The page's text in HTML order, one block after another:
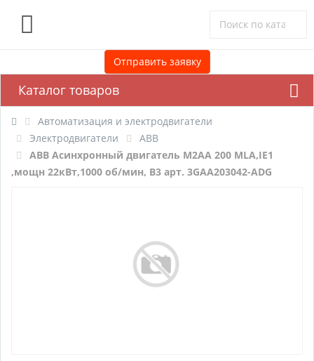
Отправить заявку
Каталог товаров
Автоматизация и электродвигатели
Электродвигатели
ABB
ABB Асинхронный двигатель M2AA 200 MLA,IE1
,мощн 22кВт,1000 об/мин, B3 арт. 3GAA203042-ADG